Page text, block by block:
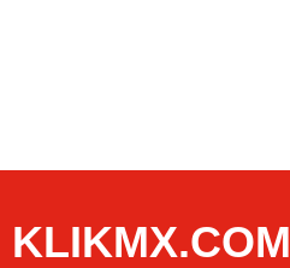
KLIKMX.COM